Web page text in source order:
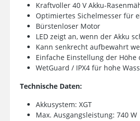
Kraftvoller 40 V Akku-
Optimiertes Sichelmesser für
Bürstenloser Motor
LED zeigt an, wenn der Akku
Kann senkrecht aufbewahrt
Einfache Einstellung der Höhe
WetGuard / IPX4 für hohe
Technische Daten:
Akkusystem: XGT
Max. Ausgangsleistung: 740 W